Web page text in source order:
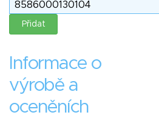
Informace o
výrobě a
oceněních